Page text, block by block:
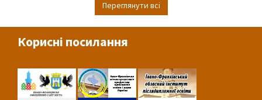
Переглянути всі
Корисні посилання